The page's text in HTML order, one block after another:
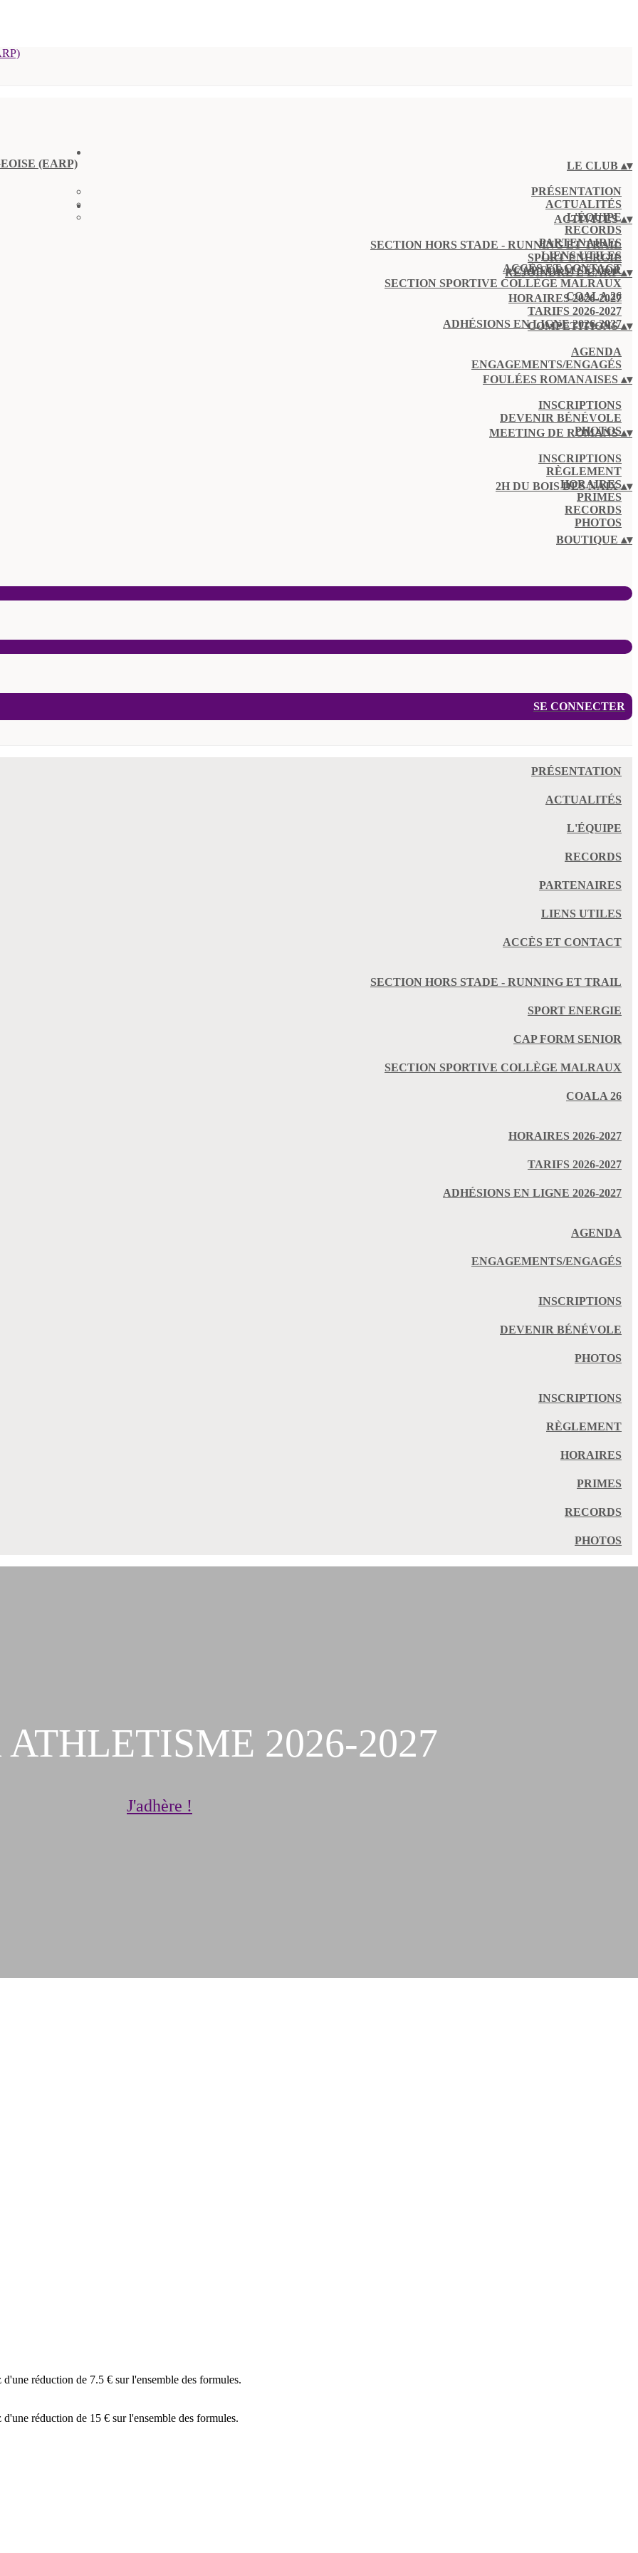
LE CLUB ▴▾
PRÉSENTATION
ACTUALITÉS
L'ÉQUIPE
RECORDS
PARTENAIRES
LIENS UTILES
ACCÈS ET CONTACT
ACTIVITÉS▴▾
SECTION HORS STADE - RUNNING ET TRAIL
SPORT ENERGIE
CAP FORM SENIOR
SECTION SPORTIVE COLLÈGE MALRAUX
COALA 26
REJOINDRE L'EARP▴▾
HORAIRES 2026-2027
TARIFS 2026-2027
ADHÉSIONS EN LIGNE 2026-2027
COMPÉTITIONS▴▾
AGENDA
ENGAGEMENTS/ENGAGÉS
FOULÉES ROMANAISES ▴▾
INSCRIPTIONS
DEVENIR BÉNÉVOLE
PHOTOS
MEETING DE ROMANS▴▾
INSCRIPTIONS
RÈGLEMENT
HORAIRES
PRIMES
RECORDS
PHOTOS
2H DU BOIS DES NAIX▴▾
BOUTIQUE ▴▾
SE CONNECTER
PRÉSENTATION
ACTUALITÉS
L'ÉQUIPE
RECORDS
PARTENAIRES
LIENS UTILES
ACCÈS ET CONTACT
SECTION HORS STADE - RUNNING ET TRAIL
SPORT ENERGIE
CAP FORM SENIOR
SECTION SPORTIVE COLLÈGE MALRAUX
COALA 26
HORAIRES 2026-2027
TARIFS 2026-2027
ADHÉSIONS EN LIGNE 2026-2027
AGENDA
ENGAGEMENTS/ENGAGÉS
INSCRIPTIONS
DEVENIR BÉNÉVOLE
PHOTOS
INSCRIPTIONS
RÈGLEMENT
HORAIRES
PRIMES
RECORDS
PHOTOS
ATHLETISME 2026-2027
J'adhère !
réduction de 7.5 € sur l'ensemble des formules.
réduction de 15 € sur l'ensemble des formules.